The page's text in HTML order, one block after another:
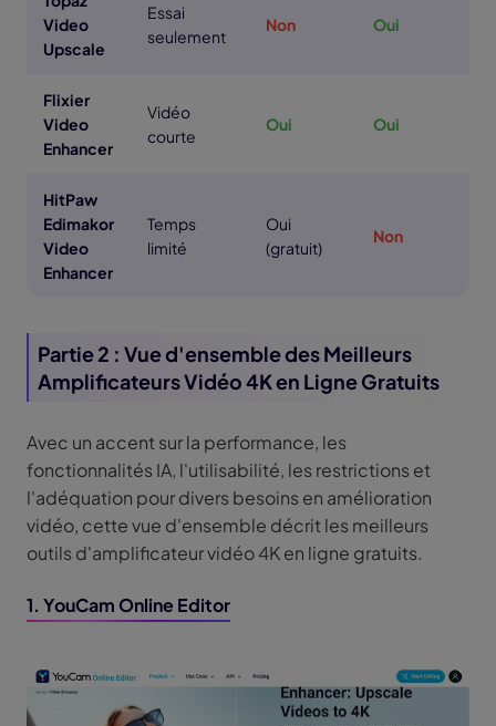
Video
Upscale
Essai
seulement
Non Oui
Flixier
Video
Enhancer
Vidéo
courte
Oui Oui
HitPaw
Edimakor
Video
Enhancer
Temps
limité
Oui
(gratuit)
Non
Partie 2 : Vue d'ensemble des Meilleurs
Amplificateurs Vidéo 4K en Ligne Gratuits
Avec un accent sur la performance, les
fonctionnalités IA, l'utilisabilité, les restrictions et
l'adéquation pour divers besoins en amélioration
vidéo, cette vue d'ensemble décrit les meilleurs
outils d'amplificateur vidéo 4K en ligne gratuits.
1. YouCam Online Editor